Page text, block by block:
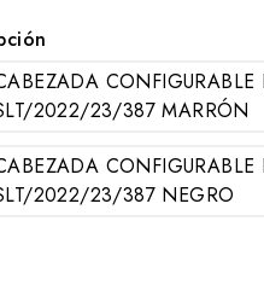
CONFIGURABLE
2022/23/387 MARRÓN
CONFIGURABLE
2022/23/387 NEGRO